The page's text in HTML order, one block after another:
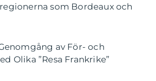
som Bordeaux och
av För- och
Olika ”Resa Frankrike”